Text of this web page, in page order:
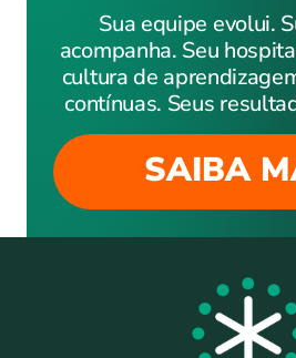
SAIBA
Sua equipe evolui.
acompanha. Seu
cultura de
contínuas. Seus